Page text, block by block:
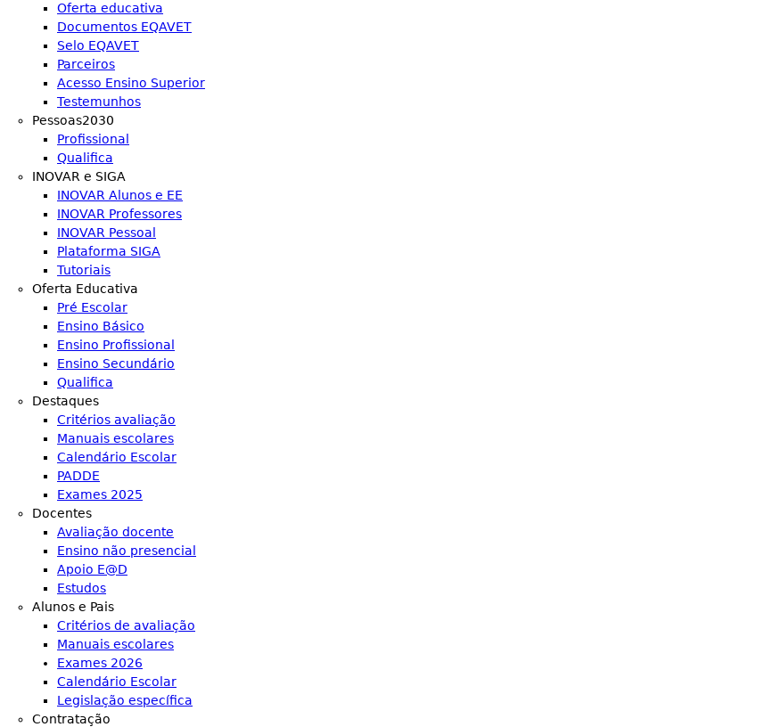
Oferta educativa
Documentos EQAVET
Selo EQAVET
Parceiros
Acesso Ensino Superior
Testemunhos
Pessoas2030
Profissional
Qualifica
INOVAR e SIGA
INOVAR Alunos e EE
INOVAR Professores
INOVAR Pessoal
Plataforma SIGA
Tutoriais
Oferta Educativa
Pré Escolar
Ensino Básico
Ensino Profissional
Ensino Secundário
Qualifica
Destaques
Critérios avaliação
Manuais escolares
Calendário Escolar
PADDE
Exames 2025
Docentes
Avaliação docente
Ensino não presencial
Apoio E@D
Estudos
Alunos e Pais
Critérios de avaliação
Manuais escolares
Exames 2026
Calendário Escolar
Legislação específica
Contratação